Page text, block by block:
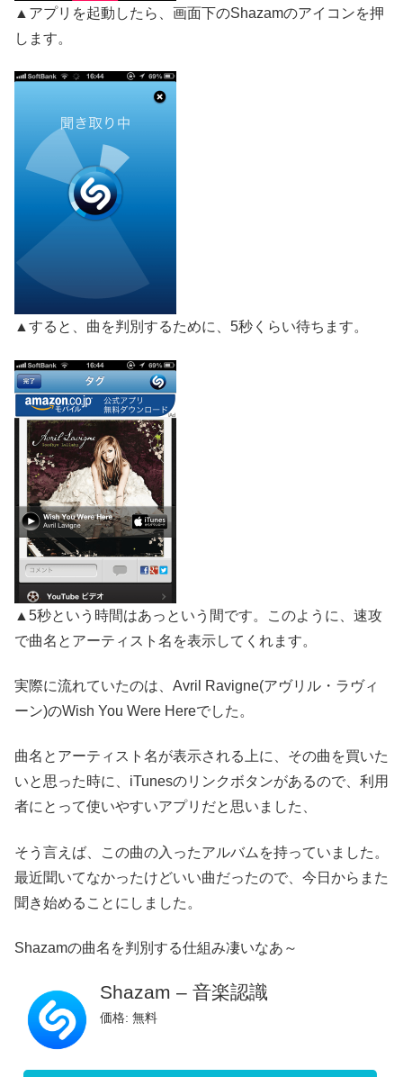
▲アプリを起動したら、画面下のShazamのアイコンを押
します。
▲すると、曲を判別するために、5秒くらい待ちます。
▲5秒という時間はあっという間です。このように、速攻
で曲名とアーティスト名を表示してくれます。
実際に流れていたのは、Avril Ravigne(アヴリル・ラヴィ
ーン)のWish You Were Hereでした。
曲名とアーティスト名が表示される上に、その曲を買いた
いと思った時に、iTunesのリンクボタンがあるので、利用
者にとって使いやすいアプリだと思いました、
そう言えば、この曲の入ったアルバムを持っていました。
最近聞いてなかったけどいい曲だったので、今日からまた
聞き始めることにしました。
Shazamの曲名を判別する仕組み凄いなあ～
Shazam – 音楽認識
価格: 無料